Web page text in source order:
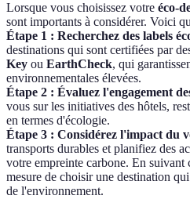
Lorsque vous choisissez votre éco-
sont importants à considérer. Voici
Étape 1 : Recherchez des labels
destinations qui sont certifiées par
Key ou EarthCheck, qui
environnementales élevées.
Étape 2 : Évaluez l'engagement
vous sur les initiatives des hôtels,
en termes d'écologie.
Étape 3 : Considérez l'impact du
transports durables et planifiez des
votre empreinte carbone. En suivant
mesure de choisir une destination
de l'environnement.